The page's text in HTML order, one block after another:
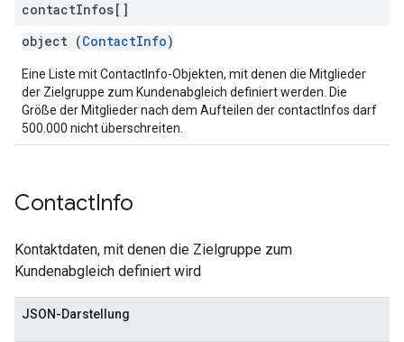
contactInfos[]
object (ContactInfo)
Eine Liste mit ContactInfo-Objekten, mit denen die Mitglieder
der Zielgruppe zum Kundenabgleich definiert werden. Die
Größe der Mitglieder nach dem Aufteilen der contactInfos darf
500.000 nicht überschreiten.
ContactInfo
Kontaktdaten, mit denen die Zielgruppe zum
Kundenabgleich definiert wird
JSON-Darstellung